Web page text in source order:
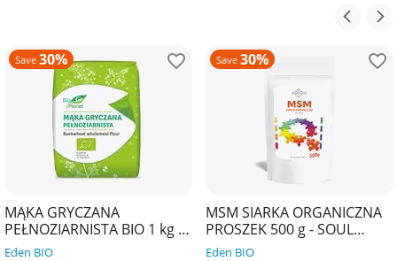
Save 30%
MĄKA GRYCZANA
PEŁNOZIARNISTA BIO 1 kg -
BIO PLANET
Eden BIO
Save 30%
MSM SIARKA ORGANICZNA
PROSZEK 500 g - SOUL
FARM
Eden BIO